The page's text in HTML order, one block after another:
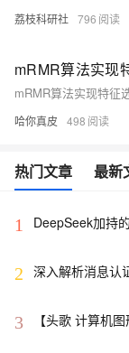
荔枝科研社 796
mRMR算法实现
mRMR算法实现特征
哈你真皮 498
热门文章 最新
1
DeepSeek加持
2 深入解析消息认
3
【头歌 计算机